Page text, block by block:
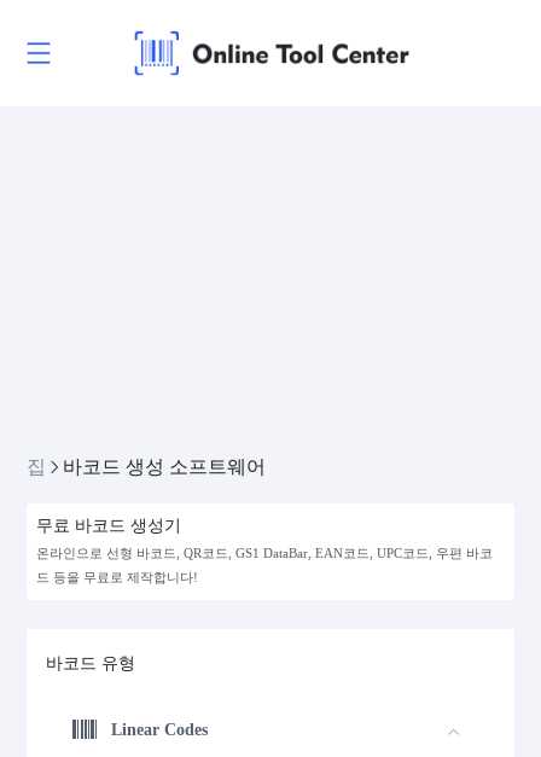
집 바코드 생성 소프트웨어
무료 바코드 생성기
온라인으로 선형 바코드, QR코드, GS1 DataBar, EAN코드, UPC코드, 우편 바코
드 등을 무료로 제작합니다!
바코드 유형
Linear Codes